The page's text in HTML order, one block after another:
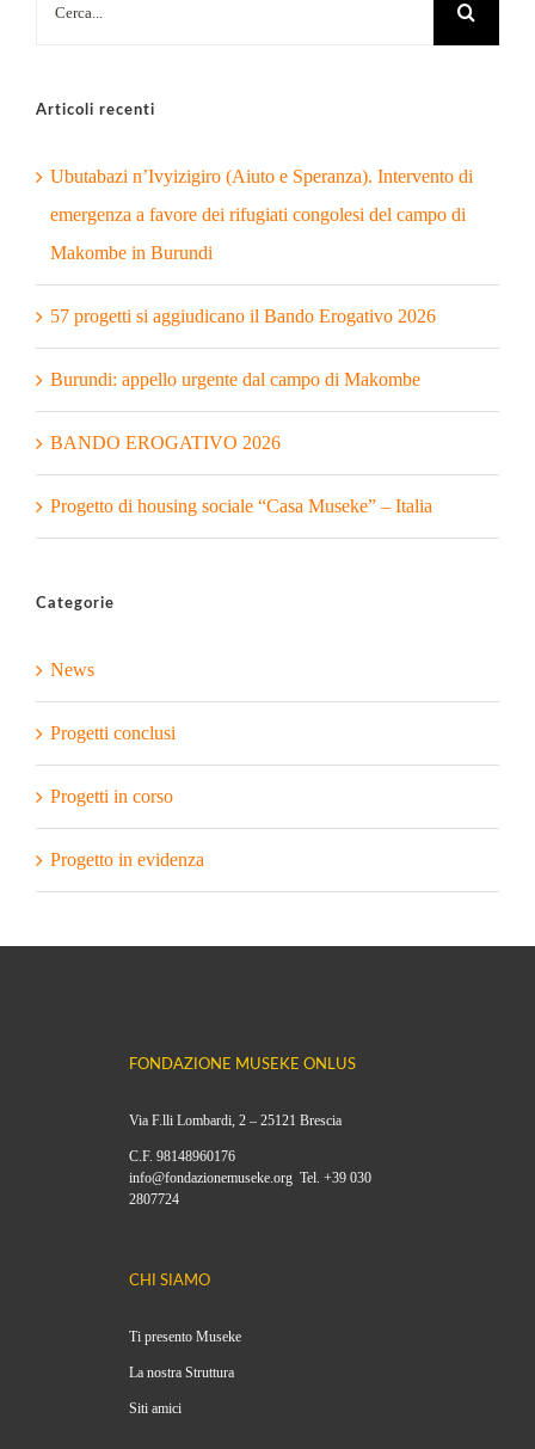
Articoli recenti
Ubutabazi n’Ivyizigiro (Aiuto e Speranza). Intervento di
emergenza a favore dei rifugiati congolesi del campo di
Makombe in Burundi
57 progetti si aggiudicano il Bando Erogativo 2026
Burundi: appello urgente dal campo di Makombe
BANDO EROGATIVO 2026
Progetto di housing sociale “Casa Museke” – Italia
Categorie
News
Progetti conclusi
Progetti in corso
Progetto in evidenza
FONDAZIONE MUSEKE ONLUS
Via F.lli Lombardi, 2 – 25121 Brescia
C.F. 98148960176
info@fondazionemuseke.org Tel. +39 030
2807724
CHI SIAMO
Ti presento Museke
La nostra Struttura
Siti amici